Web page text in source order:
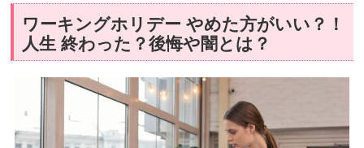
ワーキングホリデー やめた方がいい？！
人生 終わった？後悔や闇とは？